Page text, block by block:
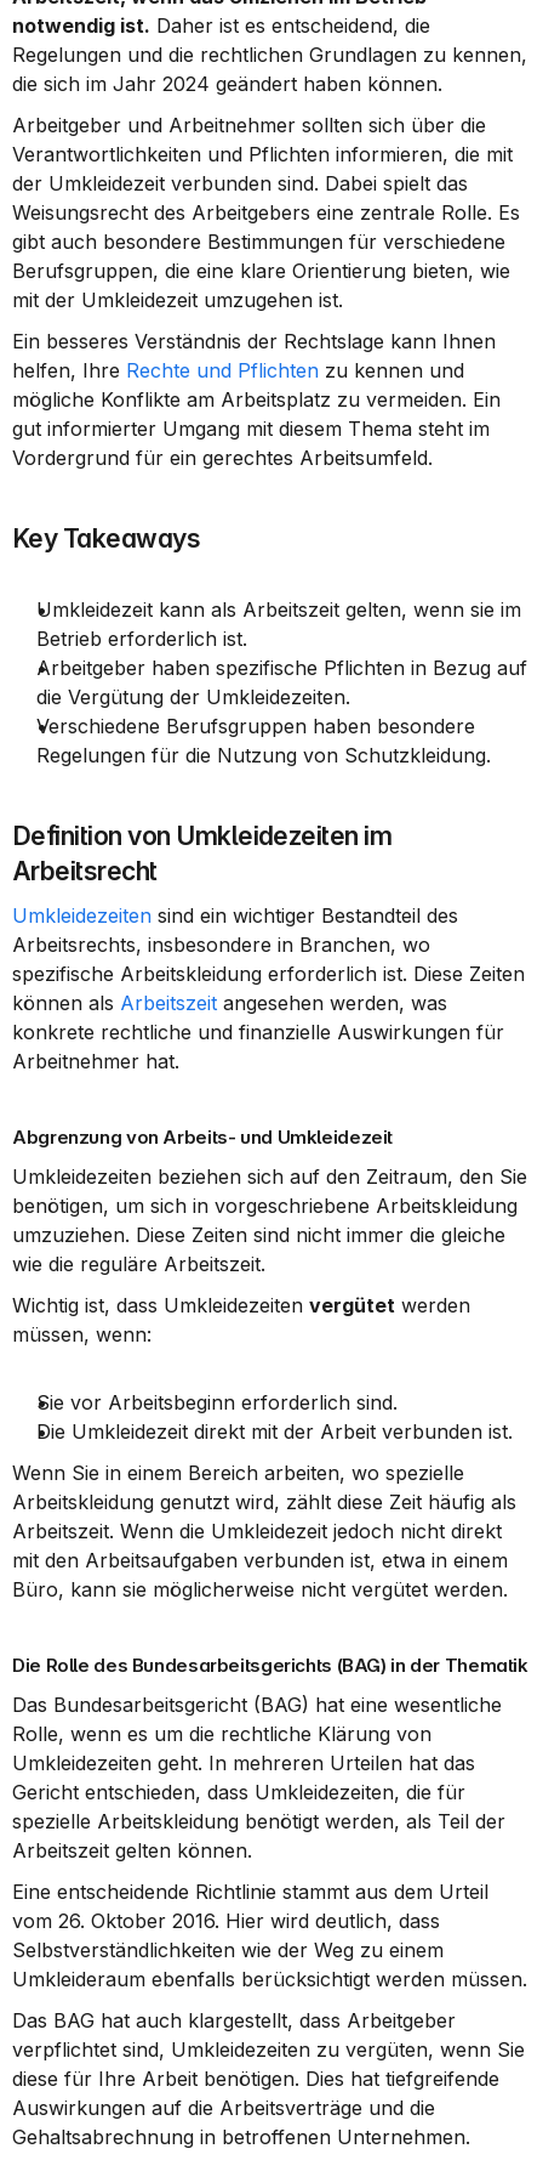
notwendig ist. Daher ist es entscheidend, die
Regelungen und die rechtlichen Grundlagen zu kennen,
die sich im Jahr 2024 geändert haben können.
Arbeitgeber und Arbeitnehmer sollten sich über die
Verantwortlichkeiten und Pflichten informieren, die mit
der Umkleidezeit verbunden sind. Dabei spielt das
Weisungsrecht des Arbeitgebers eine zentrale Rolle. Es
gibt auch besondere Bestimmungen für verschiedene
Berufsgruppen, die eine klare Orientierung bieten, wie
mit der Umkleidezeit umzugehen ist.
Ein besseres Verständnis der Rechtslage kann Ihnen
helfen, Ihre Rechte und Pflichten zu kennen und
mögliche Konflikte am Arbeitsplatz zu vermeiden. Ein
gut informierter Umgang mit diesem Thema steht im
Vordergrund für ein gerechtes Arbeitsumfeld.
Key Takeaways
Umkleidezeit kann als Arbeitszeit gelten, wenn sie im
Betrieb erforderlich ist.
Arbeitgeber haben spezifische Pflichten in Bezug auf
die Vergütung der Umkleidezeiten.
Verschiedene Berufsgruppen haben besondere
Regelungen für die Nutzung von Schutzkleidung.
Definition von Umkleidezeiten im
Arbeitsrecht
Umkleidezeiten sind ein wichtiger Bestandteil des
Arbeitsrechts, insbesondere in Branchen, wo
spezifische Arbeitskleidung erforderlich ist. Diese Zeiten
können als Arbeitszeit angesehen werden, was
konkrete rechtliche und finanzielle Auswirkungen für
Arbeitnehmer hat.
Abgrenzung von Arbeits- und Umkleidezeit
Umkleidezeiten beziehen sich auf den Zeitraum, den Sie
benötigen, um sich in vorgeschriebene Arbeitskleidung
umzuziehen. Diese Zeiten sind nicht immer die gleiche
wie die reguläre Arbeitszeit.
Wichtig ist, dass Umkleidezeiten vergütet werden
müssen, wenn:
Sie vor Arbeitsbeginn erforderlich sind.
Die Umkleidezeit direkt mit der Arbeit verbunden ist.
Wenn Sie in einem Bereich arbeiten, wo spezielle
Arbeitskleidung genutzt wird, zählt diese Zeit häufig als
Arbeitszeit. Wenn die Umkleidezeit jedoch nicht direkt
mit den Arbeitsaufgaben verbunden ist, etwa in einem
Büro, kann sie möglicherweise nicht vergütet werden.
Die Rolle des Bundesarbeitsgerichts (BAG) in der Thematik
Das Bundesarbeitsgericht (BAG) hat eine wesentliche
Rolle, wenn es um die rechtliche Klärung von
Umkleidezeiten geht. In mehreren Urteilen hat das
Gericht entschieden, dass Umkleidezeiten, die für
spezielle Arbeitskleidung benötigt werden, als Teil der
Arbeitszeit gelten können.
Eine entscheidende Richtlinie stammt aus dem Urteil
vom 26. Oktober 2016. Hier wird deutlich, dass
Selbstverständlichkeiten wie der Weg zu einem
Umkleideraum ebenfalls berücksichtigt werden müssen.
Das BAG hat auch klargestellt, dass Arbeitgeber
verpflichtet sind, Umkleidezeiten zu vergüten, wenn Sie
diese für Ihre Arbeit benötigen. Dies hat tiefgreifende
Auswirkungen auf die Arbeitsverträge und die
Gehaltsabrechnung in betroffenen Unternehmen.